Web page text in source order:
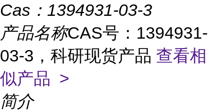
Cas： 1394931-03-3
产品名称CAS号：1394931-
03-3，科研现货产品 查看相
似产品 >
简介